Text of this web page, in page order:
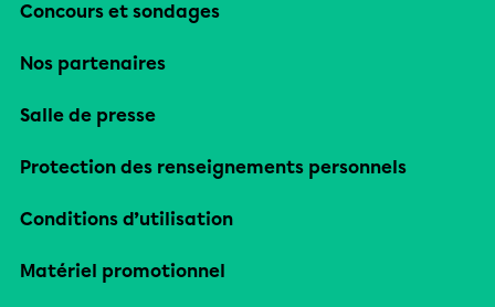
Concours et sondages
Nos partenaires
Salle de presse
Protection des renseignements personnels
Conditions d’utilisation
Matériel promotionnel